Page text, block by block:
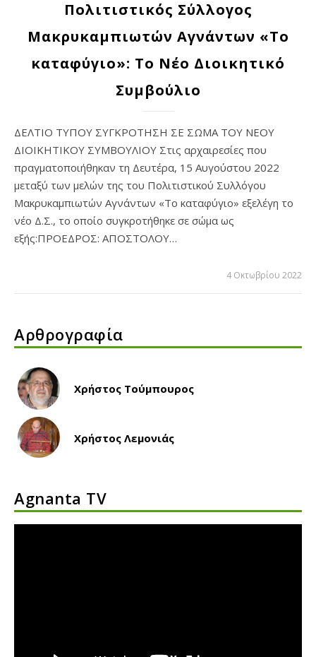
Πολιτιστικός Σύλλογος
Μακρυκαμπιωτών Αγνάντων «Το
καταφύγιο»: Το Νέο Διοικητικό
Συμβούλιο
ΔΕΛΤΙΟ ΤΥΠΟΥ ΣΥΓΚΡΟΤΗΣΗ ΣΕ ΣΩΜΑ ΤΟΥ ΝΕΟΥ
ΔΙΟΙΚΗΤΙΚΟΥ ΣΥΜΒΟΥΛΙΟΥ Στις αρχαιρεσίες που
πραγματοποιήθηκαν τη Δευτέρα, 15 Αυγούστου 2022
μεταξύ των μελών της του Πολιτιστικού Συλλόγου
Μακρυκαμπιωτών Αγνάντων «Το καταφύγιο» εξελέγη το
νέο Δ.Σ., το οποίο συγκροτήθηκε σε σώμα ως
εξής:ΠΡΟΕΔΡΟΣ: ΑΠΟΣΤΟΛΟΥ…
4 Οκτωβρίου 2022
Αρθρογραφία
Χρήστος Τούμπουρος
Χρήστος Λεμονιάς
Agnanta TV